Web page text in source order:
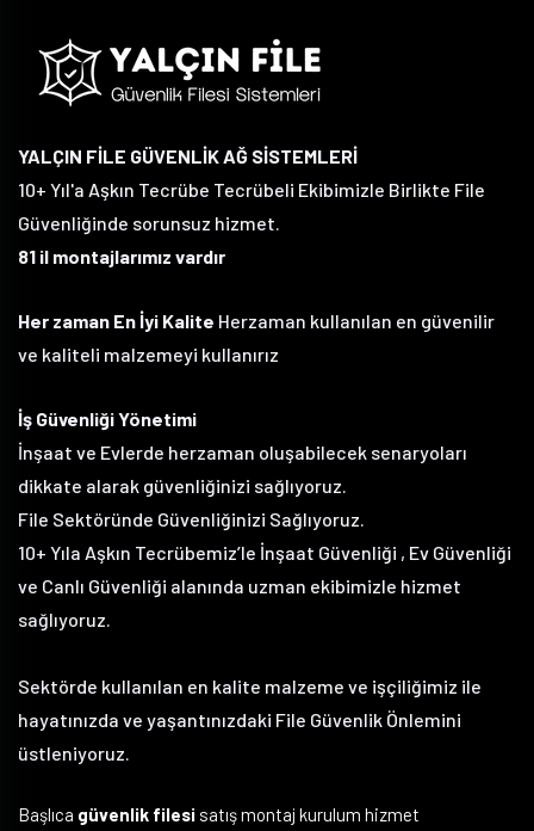
YALÇIN FİLE GÜVENLİK AĞ SİSTEMLERİ
10+ Yıl'a Aşkın Tecrübe Tecrübeli Ekibimizle Birlikte File
Güvenliğinde sorunsuz hizmet.
81 il montajlarımız vardır
Her zaman En İyi Kalite Herzaman kullanılan en güvenilir
ve kaliteli malzemeyi kullanırız
İş Güvenliği Yönetimi
İnşaat ve Evlerde herzaman oluşabilecek senaryoları
dikkate alarak güvenliğinizi sağlıyoruz.
File Sektöründe Güvenliğinizi Sağlıyoruz.
10+ Yıla Aşkın Tecrübemiz’le İnşaat Güvenliği , Ev Güvenliği
ve Canlı Güvenliği alanında uzman ekibimizle hizmet
sağlıyoruz.
Sektörde kullanılan en kalite malzeme ve işçiliğimiz ile
hayatınızda ve yaşantınızdaki File Güvenlik Önlemini
üstleniyoruz.
Başlıca güvenlik filesi satış montaj kurulum hizmet